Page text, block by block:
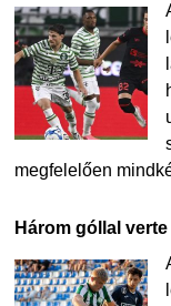
megfelelően
Három góllal